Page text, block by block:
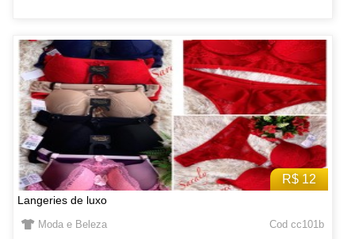
R$ 12
Langeries de luxo
Moda e Beleza Cod cc101b